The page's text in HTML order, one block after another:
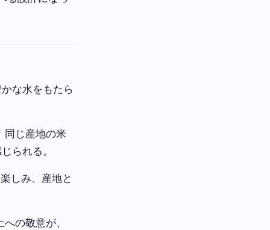
な水をもたら
同じ産地の米
られる。
しみ、産地と
の敬意が、